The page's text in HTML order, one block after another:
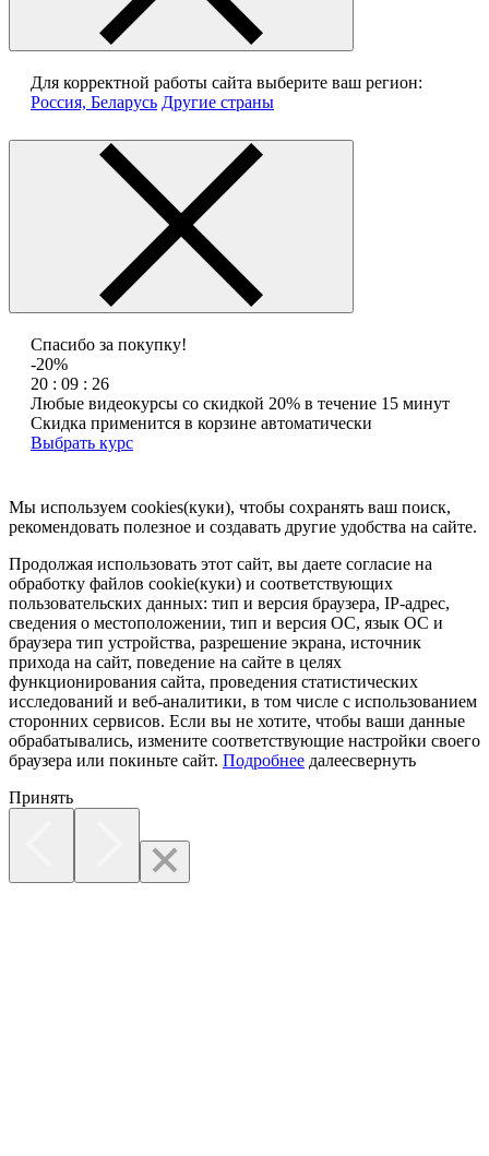
Для корректной работы сайта выберите ваш регион:
Россия, Беларусь Другие страны
Спасибо за покупку!
-20%
20 : 09 : 26
Любые видеокурсы со скидкой 20% в течение 15 минут
Скидка применится в корзине автоматически
Выбрать курс
Мы используем cookies(куки), чтобы сохранять ваш поиск,
рекомендовать полезное и создавать другие удобства на сайте.
Продолжая использовать этот сайт, вы даете согласие на
обработку файлов cookie(куки) и соответствующих
пользовательских данных: тип и версия браузера, IP-адрес,
сведения о местоположении, тип и версия ОС, язык ОС и
браузера тип устройства, разрешение экрана, источник
прихода на сайт, поведение на сайте в целях
функционирования сайта, проведения статистических
исследований и веб-аналитики, в том числе с использованием
сторонних сервисов. Если вы не хотите, чтобы ваши данные
обрабатывались, измените соответствующие настройки своего
браузера или покиньте сайт. Подробнее далеесвернуть
Принять